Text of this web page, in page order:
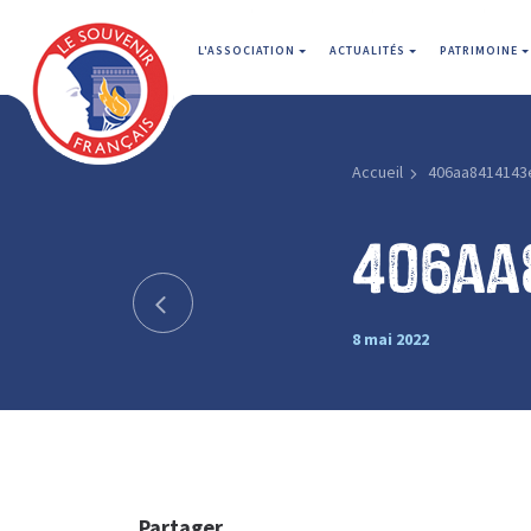
L'ASSOCIATION ACTUALITÉS PATRIMOINE
Accueil
8 mai 2022